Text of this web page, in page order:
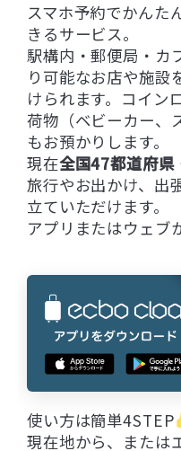
スマホ予約でかんた
きるサービス。
駅構内・郵便局・カ
り可能なお店や施設
けられます。コイン
荷物（ベビーカー、
もお預かりします。
現在全国47都道府
旅行やお出かけ、出
立ていただけます。
アプリまたはウェブ
使い方は簡単4STEP
現在地から、または